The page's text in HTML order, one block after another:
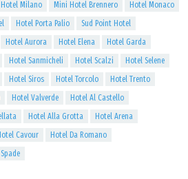
Hotel Milano Mini Hotel Brennero
Hotel Monaco
Hotel Porta Palio
Sud Point Hotel
Hotel Aurora Hotel Elena
Hotel Garda
Hotel Sanmicheli Hotel Scalzi
Hotel Selene
Hotel Siros Hotel Torcolo
Hotel Trento
Hotel Valverde
Hotel Al Castello
Hotel Alla Grotta
Hotel Arena
Cavour
Hotel Da Romano